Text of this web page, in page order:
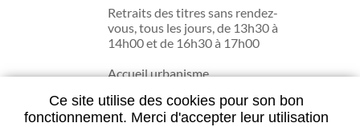
Ce site utilise des cookies pour son bon
fonctionnement. Merci d'accepter leur utilisation
Retraits des titres sans rendez-
vous, tous les jours, de 13h30 à
14h00 et de 16h30 à 17h00
Accueil urbanisme
17h30.